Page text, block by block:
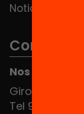
Noticias
Contacto
Nos puedes
Girona 34,
Tel 934 588